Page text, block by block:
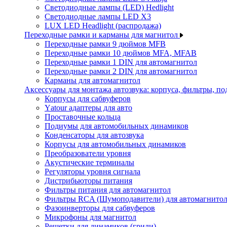
Светодиодные лампы (LED) Hedlight
Светодиодные лампы LED X3
LUX LED Headlight (распродажа)
Переходные рамки и карманы для магнитол
Переходные рамки 9 дюймов MFB
Переходные рамки 10 дюймов MFA, MFAB
Переходные рамки 1 DIN для автомагнитол
Переходные рамки 2 DIN для автомагнитол
Карманы для автомагнитол
Аксессуары для монтажа автозвука: корпуса, фильтры,
Корпусы для сабвуферов
Yаtour адаптеры для авто
Проставочные кольца
Подиумы для автомобильных динамиков
Конденсаторы для автозвука
Корпусы для автомобильных динамиков
Преобразователи уровня
Акустические терминалы
Регуляторы уровня сигнала
Дистрибьюторы питания
Фильтры питания для автомагнитол
Фильтры RCA (Шумоподавители) для автомагнитол
Фазоинверторы для сабвуферов
Микрофоны для магнитол